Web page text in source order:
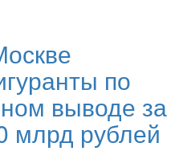
по
выводе за
млрд рублей